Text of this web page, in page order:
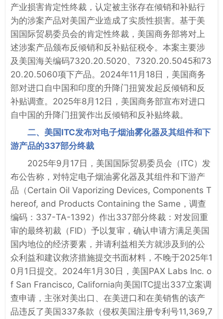
产业损害肯定性终裁，认定被主张存在倾销和补贴行
为的涉案产品对美国产业造成了实质性损害。基于美
国国际贸易委员会的肯定性终裁，美国商务部将对上
述涉案产品颁布反倾销和反补贴征税令。本案主要涉
及美国海关编码7320.20.5020、7320.20.5045和73
20.20.5060项下产品。2024年11月18日，美国商务
部对进口自中国和印度的升降门扭簧发起反倾销和反
补贴调查。2025年8月12日，美国商务部宣布对进口
自中国的升降门扭簧作出反倾销和反补贴终裁。
二、美国ITC发布对电子烟油雾化器及其组件和下
游产品的337部分终裁
2025年9月17日，美国国际贸易委员会（ITC）发
布公告称，对特定电子烟油雾化器及其组件和下游产
品（Certain Oil Vaporizing Devices, Components T
hereof, and Products Containing the Same，调查
编码：337-TA-1392）作出337部分终裁：对发回重
审的最终初裁（FID）予以复审，确认申请方满足美国
国内地位的经济要素，并请利益相关方就涉及到的公
众利益和建议救济措施提交书面材料，不晚于2025年1
0月1日提交。2024年1月30日，美国PAX Labs Inc. o
f San Francisco, California向美国ITC提出337立案调
查申请，主张对美出口、在美进口和在美销售的该产
品违反了美国337条款（侵权美国注册专利号11,369,7